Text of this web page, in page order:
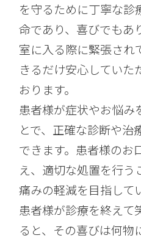
を守るために丁寧な診
命であり、喜びでもあ
室に入る際に緊張され
きるだけ安心していた
おります。
患者様が症状やお悩み
とで、正確な診断や治
できます。患者様のお
え、適切な処置を行う
痛みの軽減を目指して
患者様が診療を終えて
ると、その喜びは何物